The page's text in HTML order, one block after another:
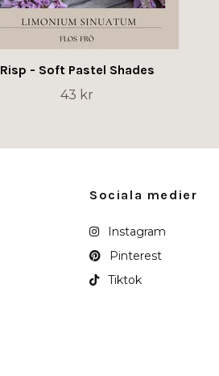
Risp - Soft Pastel Shades
43 kr
Sociala medier
Instagram
Pinterest
Tiktok